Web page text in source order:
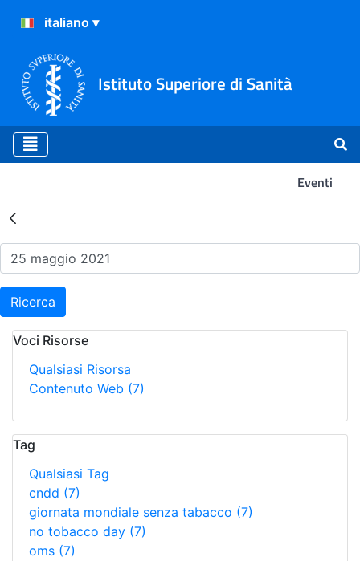
Istituto Superiore di Sanità
Eventi
Risultati della Ricerca -
Ricerca
Voci Risorse
Qualsiasi Risorsa
Contenuto Web (7)
Tag
Qualsiasi Tag
cndd (7)
giornata mondiale senza tabacco (7)
no tobacco day (7)
oms (7)